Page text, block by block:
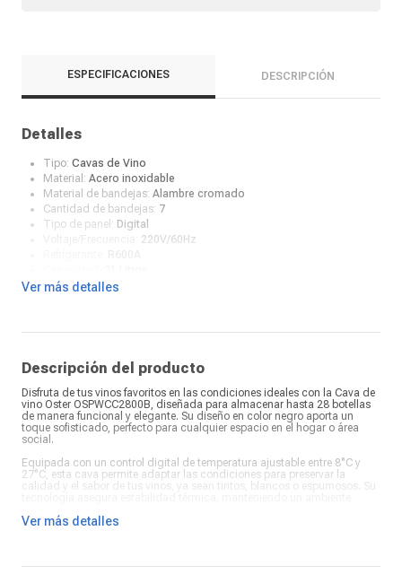
ESPECIFICACIONES DESCRIPCIÓN
Detalles
Tipo: Cavas de Vino
Material: Acero inoxidable
Material de bandejas: Alambre cromado
Cantidad de bandejas: 7
Tipo de panel: Digital
220V/60Hz
Color:Blanco
Ver más detalles
Descripción del producto
Disfruta de tus vinos favoritos en las condiciones ideales con la Cava de
vino Oster OSPWCC2800B, diseñada para almacenar hasta 28 botellas
de manera funcional y elegante. Su diseño en color negro aporta un
toque sofisticado, perfecto para cualquier espacio en el hogar o área
social.
Equipada con un control digital de temperatura ajustable entre 8°C y
27°C, esta cava permite adaptar las condiciones para preservar la
calidad y el sabor de tus vinos, ya sean tintos, blancos o espumosos. Su
el complemento perfecto para disfrutar de tus vinos en su máxima
Ver más detalles